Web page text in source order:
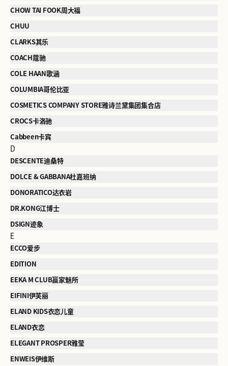
CHOW TAI FOOK周大福
CHUU
CLARKS其乐
COACH蔻驰
COLE HAAN歌涵
COLUMBIA哥伦比亚
COSMETICS COMPANY STORE雅诗兰黛集团集合店
CROCS卡洛驰
Cabbeen卡宾
D
DESCENTE迪桑特
DOLCE & GABBANA杜嘉班纳
DONORATICO达衣岩
DR.KONG江博士
DSIGN迹象
E
ECCO爱步
EDITION
EEKA M CLUB赢家魅所
EIFINI伊芙丽
ELAND KIDS衣恋儿童
ELAND衣恋
ELEGANT PROSPER雅莹
ENWEIS伊维斯